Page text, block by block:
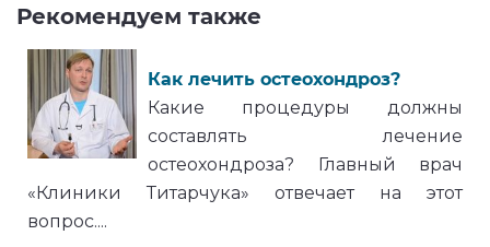
Рекомендуем также
Как лечить остеохондроз?
Какие процедуры должны
составлять лечение
остеохондроза? Главный врач
«Клиники Титарчука» отвечает на этот
вопрос....